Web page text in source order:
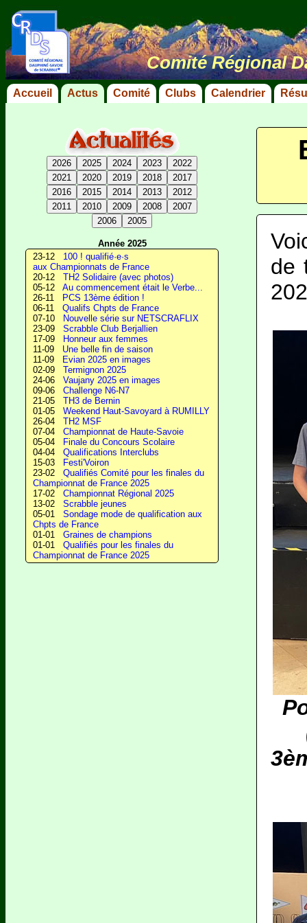
Comité Régional
Accueil Actus Comité Clubs Calendrier
2026 2025 2024 2023
2022
2021
2020 2019 2018
2017
2016
2015 2014 2013
2012
2011
2010 2009 2008
2007
2006
2005
Année 2025
23-12 100 ! qualifié·e·s
aux Championnats de France
20-12 TH2 Solidaire (avec photos)
05-12 Au commencement était le Verbe...
26-11 PCS 13ème édition !
06-11 Qualifs Chpts de France
07-10 Nouvelle série sur NETSCRAFLIX
23-09 Scrabble Club Berjallien
17-09 Honneur aux femmes
11-09 Une belle fin de saison
11-09 Evian 2025 en images
02-09 Termignon 2025
24-06 Vaujany 2025 en images
09-06 Challenge N6-N7
21-05 TH3 de Bernin
01-05 Weekend Haut-Savoyard à RUMILLY
26-04 TH2 MSF
07-04 Championnat de Haute-Savoie
05-04 Finale du Concours Scolaire
04-04 Qualifications Interclubs
15-03 Festi'Voiron
23-02 Qualifiés Comité pour les finales du
Championnat de France 2025
17-02 Championnat Régional 2025
13-02 Scrabble jeunes
05-01 Sondage mode de qualification aux
Chpts de France
01-01 Graines de champions
01-01 Qualifiés pour les finales du
Championnat de France 2025
de